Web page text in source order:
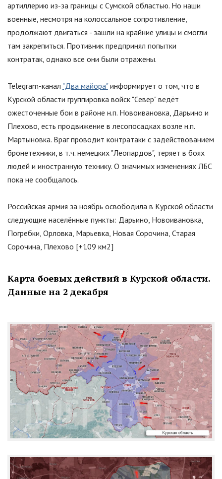
артиллерию из-за границы с Сумской областью. Но наши
военные, несмотря на колоссальное сопротивление,
продолжают двигаться - зашли на крайние улицы и смогли
там закрепиться. Противник предпринял попытки
контратак, однако все они были отражены.
Telegram-канал "Два майора"информирует о том, что в
Курской области группировка войск "Север" ведёт
ожесточенные бои в районе н.п. Новоивановка, Дарьино и
Плехово, есть продвижение в лесопосадках возле н.п.
Мартыновка. Враг проводит контратаки с задействованием
бронетехники, в т.ч. немецких "Леопардов", теряет в боях
людей и иностранную технику. О значимых изменениях ЛБС
пока не сообщалось.
Российская армия за ноябрь освободила в Курской области
следующие населённые пункты: Дарьино, Новоивановка,
Погребки, Орловка, Марьевка, Новая Сорочина, Старая
Сорочина, Плехово [+109 км2]
Карта боевых действий в Курской области.
Данные на 2 декабря